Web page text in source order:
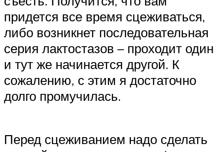
придется все время сцеживаться,
либо возникнет последовательная
серия лактостазов – проходит один
и тут же начинается другой. К
сожалению, с этим я достаточно
долго промучилась.
Перед сцеживанием надо сделать